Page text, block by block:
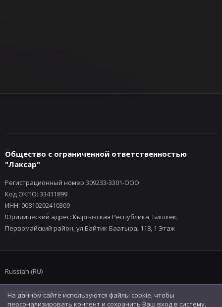
Общество с ограниченной ответственностью
"Лаксар"
Регистрационный номер 309233-3301-ООО
Код ОКПО: 33411899
ИНН: 00810202410309
Юридический адрес: Кыргызская Республика, Бишкек,
Первомайский район, ул.Байтик Баатыра, 118, 1 Этаж
Russian (RU)
Условия и правила
На данном сайте используются файлы cookie, чтобы
персонализировать контент и сохранить Ваш вход в систему,